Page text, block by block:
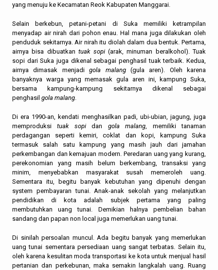
yang menuju ke Kecamatan Reok Kabupaten Manggarai.
Selain berkebun, petani-petani di Suka memiliki ketrampilan
menyadap air nirah dari pohon enau. Hal mana juga dilakukan oleh
penduduk sekitarnya. Air nirah itu diolah dalam dua bentuk. Pertama,
airnya bisa dibuatkantuak sopi(arak, minuman beralkohol). Tuak
sopi dari Suka juga dikenal sebagai penghasil tuak terbaik. Kedua,
airnya dimasak menjadigola malang(gula aren). Oleh karena
banyaknya warga yang memasak gula aren ini, kampung Suka,
bersama kampung-kampung sekitarnya dikenal sebagai
penghasil gola malang.
Di era 1990-an, kendati menghasilkan padi, ubi-ubian, jagung, juga
memproduksituak sopidan gola malang, memiliki tanaman
perdagangan seperti kemiri, coklat dan kopi, kampung Suka
termasuk salah satu kampung yang masih jauh dari jamahan
perkembangan dan kemajuan modern. Peredaran uang yang kurang,
perekonomian yang masih belum berkembang, transaksi yang
minim, menyebabkan masyarakat susah memeroleh uang.
Sementara itu, begitu banyak kebutuhan yang dipenuhi dengan
system pembayaran tunai. Anak-anak sekolah yang melanjutkan
pendidikan di kota adalah subjek pertama yang paling
membutuhkan uang tunai. Demikian halnya pembelian bahan
sandang dan papan non local juga memerlukan uang tunai.
Di sinilah persoalan muncul. Ada begitu banyak yang memerlukan
uang tunai sementara persediaan uang sangat terbatas. Selain itu,
oleh karena kesulitan moda transportasi ke kota untuk menjual hasil
pertanian dan perkebunan, maka semakin langkalah uang. Ruang